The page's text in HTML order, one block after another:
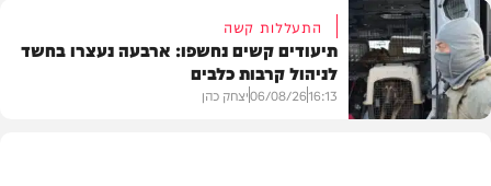
משטרה
התעללות קשה
תיעודים קשים נחשפו: ארבעה נעצרו בחשד
לניהול קרבות כלבים
16:13
06/08/26יצחק כהן